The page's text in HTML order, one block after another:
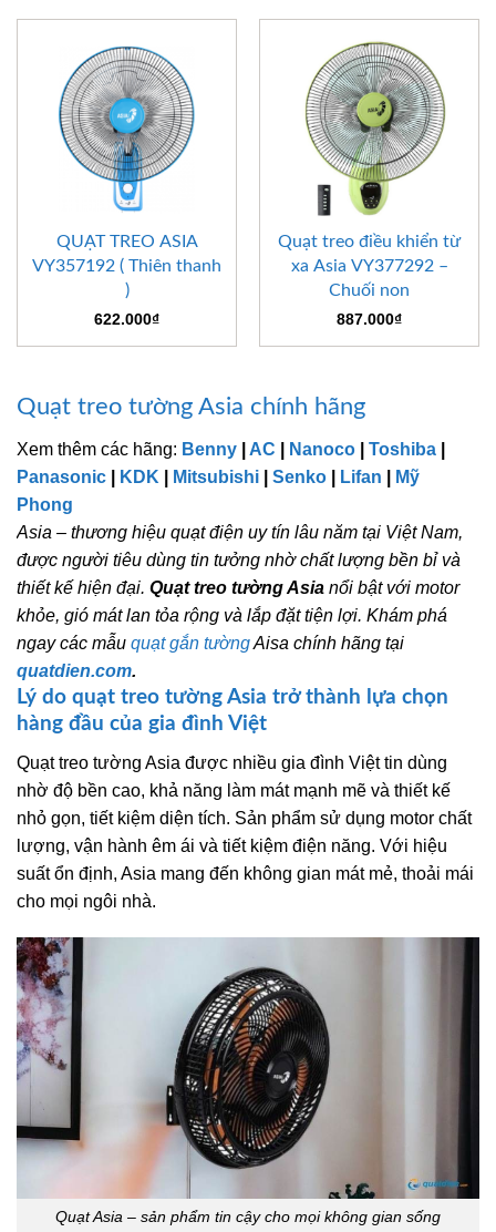
QUẠT TREO ASIA
VY357192 ( Thiên thanh
)
622.000₫
Quạt treo điều khiển từ
xa Asia VY377292 –
Chuối non
887.000₫
Quạt treo tường Asia chính hãng
Xem thêm các hãng: Benny AC Nanoco Toshiba
Panasonic
KDK Mitsubishi Senko Lifan
Mỹ
Phong
Asia – thương hiệu quạt điện uy tín lâu năm tại Việt Nam,
được người tiêu dùng tin tưởng nhờ chất lượng bền bỉ và
thiết kế hiện đại. Quạt treo tường Asia nổi bật với motor
khỏe, gió mát lan tỏa rộng và lắp đặt tiện lợi. Khám phá
ngay các mẫu quạt gắn tườngAisa chính hãng tại
quatdien.com.
Lý do quạt treo tường Asia trở thành lựa chọn
hàng đầu của gia đình Việt
Quạt treo tường Asia được nhiều gia đình Việt tin dùng
nhờ độ bền cao, khả năng làm mát mạnh mẽ và thiết kế
nhỏ gọn, tiết kiệm diện tích. Sản phẩm sử dụng motor chất
lượng, vận hành êm ái và tiết kiệm điện năng. Với hiệu
suất ổn định, Asia mang đến không gian mát mẻ, thoải mái
cho mọi ngôi nhà.
Quạt Asia – sản phẩm tin cậy cho mọi không gian sống